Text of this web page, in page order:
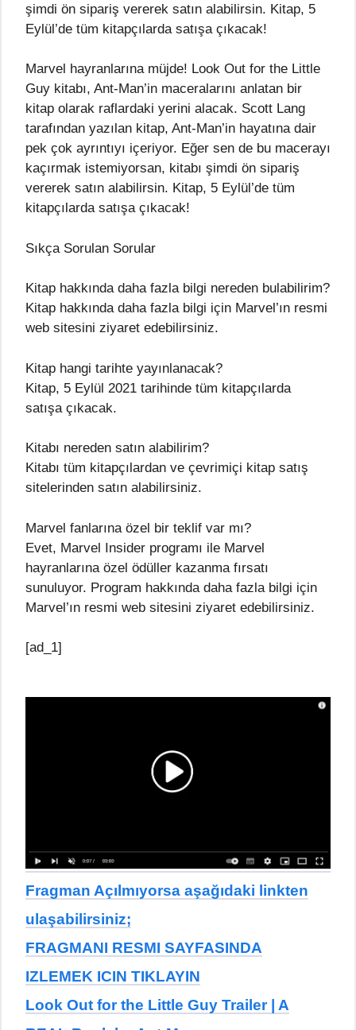
şimdi ön sipariş vererek satın alabilirsin. Kitap, 5
Eylül’de tüm kitapçılarda satışa çıkacak!
Marvel hayranlarına müjde! Look Out for the Little
Guy kitabı, Ant-Man’in maceralarını anlatan bir
kitap olarak raflardaki yerini alacak. Scott Lang
tarafından yazılan kitap, Ant-Man’in hayatına dair
pek çok ayrıntıyı içeriyor. Eğer sen de bu macerayı
kaçırmak istemiyorsan, kitabı şimdi ön sipariş
vererek satın alabilirsin. Kitap, 5 Eylül’de tüm
kitapçılarda satışa çıkacak!
Sıkça Sorulan Sorular
Kitap hakkında daha fazla bilgi nereden bulabilirim?
Kitap hakkında daha fazla bilgi için Marvel’ın resmi
web sitesini ziyaret edebilirsiniz.
Kitap hangi tarihte yayınlanacak?
Kitap, 5 Eylül 2021 tarihinde tüm kitapçılarda
satışa çıkacak.
Kitabı nereden satın alabilirim?
Kitabı tüm kitapçılardan ve çevrimiçi kitap satış
sitelerinden satın alabilirsiniz.
Marvel fanlarına özel bir teklif var mı?
Evet, Marvel Insider programı ile Marvel
hayranlarına özel ödüller kazanma fırsatı
sunuluyor. Program hakkında daha fazla bilgi için
Marvel’ın resmi web sitesini ziyaret edebilirsiniz.
[ad_1]
Fragman Açılmıyorsa aşağıdaki linkten
ulaşabilirsiniz;
FRAGMANI RESMI SAYFASINDA
IZLEMEK ICIN TIKLAYIN
Look Out for the Little Guy Trailer | A